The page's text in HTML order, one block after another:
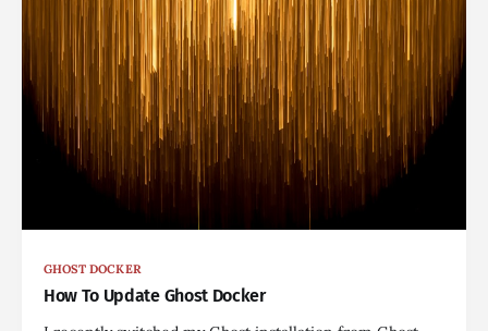
GHOST DOCKER
How To Update Ghost Docker